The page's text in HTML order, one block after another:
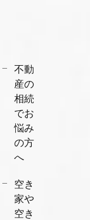
不動
産の
相続
でお
悩み
の方
へ
空き
家や
空き